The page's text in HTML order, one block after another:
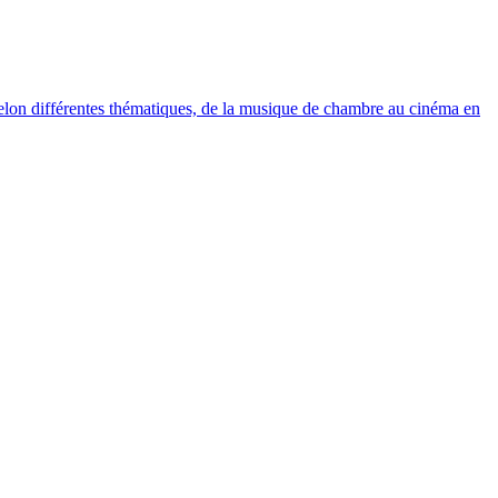
différentes thématiques, de la musique de chambre au cinéma en